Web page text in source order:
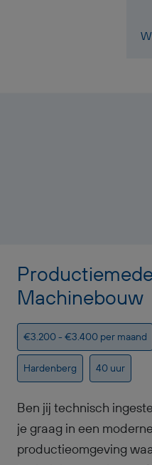
Machinebouw
€3.200 - €3.400 per maand
Hardenberg 40 uur
Ben jij technisch
je graag in een moderne
productieomgeving